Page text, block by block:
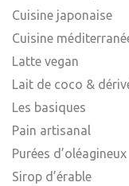
Cuisine japonaise
Cuisine
Latte vegan
Lait de coco &
Les basiques
Pain artisanal
Purées d’oléagineux
Sirop d’érable